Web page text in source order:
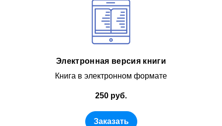
Электронная версия книги
Книга в электронном формате
250 руб.
Заказать